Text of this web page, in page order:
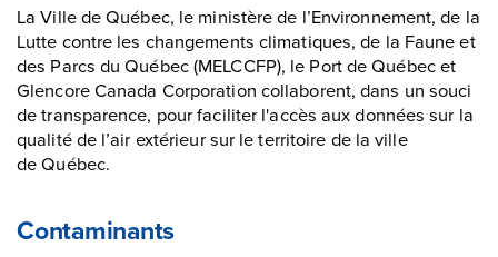
La Ville de Québec, le ministère de l’Environnement, de la
Lutte contre les changements climatiques, de la Faune et
des Parcs du Québec (MELCCFP), le Port de Québec et
Glencore Canada Corporation collaborent, dans un souci
de transparence, pour faciliter l'accès aux données sur la
qualité de l’air extérieur sur le territoire de la ville
de Québec.
Contaminants